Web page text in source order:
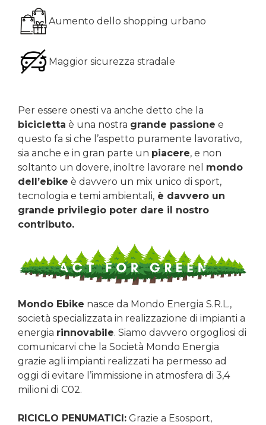
Aumento dello shopping urbano
Maggior sicurezza stradale
Per essere onesti va anche detto che la
bicicletta è una nostra grande passione e
questo fa si che l’aspetto puramente lavorativo,
sia anche e in gran parte un piacere, e non
soltanto un dovere, inoltre lavorare nel mondo
dell’ebike è davvero un mix unico di sport,
tecnologia e temi ambientali, è davvero un
grande privilegio poter dare il nostro
contributo.
Mondo Ebike nasce da Mondo Energia S.R.L.,
società specializzata in realizzazione di impianti a
energia rinnovabile. Siamo davvero orgogliosi di
comunicarvi che la Società Mondo Energia
grazie agli impianti realizzati ha permesso ad
oggi di evitare l’immissione in atmosfera di 3,4
milioni di C02.
RICICLO PENUMATICI: Grazie a Esosport,